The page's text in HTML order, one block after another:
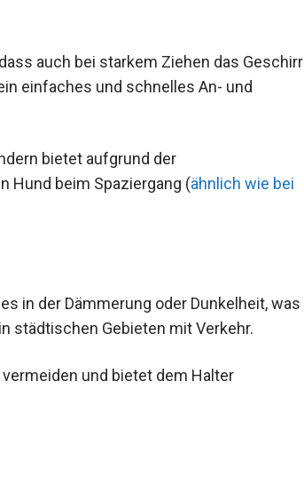
auch bei starkem Ziehen das Geschirr
einfaches und schnelles An- und
bietet aufgrund der
Hund beim Spaziergang (ähnlich wie bei
in der Dämmerung oder Dunkelheit, was
städtischen Gebieten mit Verkehr.
und bietet dem Halter